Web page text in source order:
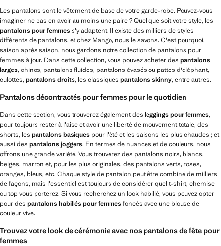
Les pantalons sont le vêtement de base de votre garde-robe. Pouvez-vous
imaginer ne pas en avoir au moins une paire ? Quel que soit votre style, les
pantalons pour femmess'y adaptent. Il existe des milliers de styles
différents de pantalons, et chez Mango, nous le savons. C'est pourquoi,
saison après saison, nous gardons notre collection de pantalons pour
femmes à jour. Dans cette collection, vous pouvez acheter des pantalons
larges, chinos, pantalons fluides, pantalons évasés ou pattes d'éléphant,
culottes, pantalons droits, les classiques pantalons skinny, entre autres.
Pantalons décontractés pour femmes pour le quotidien
Dans cette section, vous trouverez également des leggings pour femmes,
pour toujours rester à l'aise et avoir une liberté de mouvement totale, des
shorts, les pantalons basiques pour l'été et les saisons les plus chaudes ; et
aussi des pantalons joggers. En termes de nuances et de couleurs, nous
offrons une grande variété. Vous trouverez des pantalons noirs, blancs,
beiges, marron et, pour les plus originales, des pantalons verts, roses,
oranges, bleus, etc. Chaque style de pantalon peut être combiné de milliers
de façons, mais l'essentiel est toujours de considérer quel t-shirt, chemise
ou top vous porterez. Si vous recherchez un look habillé, vous pouvez opter
pour des pantalons habillés pour femmesfoncés avec une blouse de
couleur vive.
Trouvez votre look de cérémonie avec nos pantalons de fête pour
femmes